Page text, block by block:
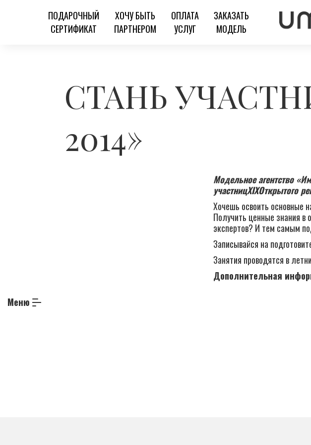
ПОДАРОЧНЫЙ
СЕРТИФИКАТ
ХОЧУ БЫТЬ
ПАРТНЕРОМ
ОПЛАТА
УСЛУГ
ЗАКАЗАТЬ
МОДЕЛЬ
Меню
СТАНЬ
2014»
Модельное агентство
участницXIXОткрытого
Хочешь освоить основные
Получить ценные знания в
экспертов? И тем самым
Записывайся на
Занятия проводятся в
Дополнительная